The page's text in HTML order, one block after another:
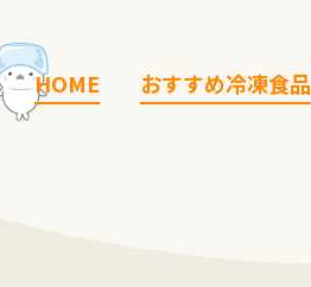
HOME おすすめ冷凍食品